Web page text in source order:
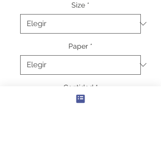
Size *
Paper *
Cantidad *